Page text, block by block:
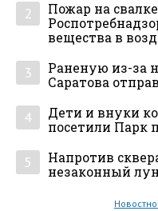
2
Пожар на
вещества в
3
Раненую из-за
Саратова
4
Дети и внуки
посетили Парк
5
Напротив
незаконный